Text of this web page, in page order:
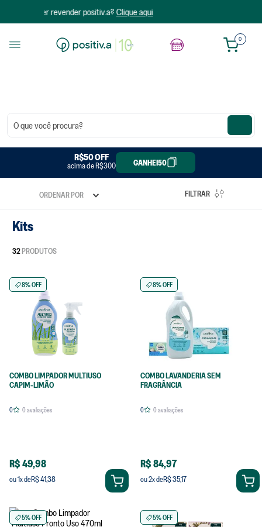
0
O que você procura?
R$20 OFF
acima de R$150 GANHEI20
R$50 OFF
acima de R$300 GANHEI50
ORDENAR POR FILTRAR
Kits
32PRODUTOS
8% OFF
COMBO LIMPADOR MULTIUSO
CAPIM-LIMÃO
0 0avaliações
R$ 49,98
ou1x deR$ 41,38
8% OFF
COMBO LAVANDERIA SEM
FRAGRÂNCIA
0 0avaliações
R$ 84,97
ou2x deR$ 35,17
5% OFF 5% OFF